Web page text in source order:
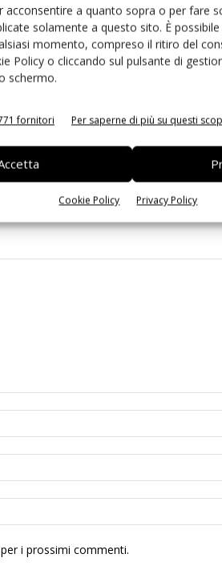
acconsentire a quanto sopra o per fare
solamente a questo sito. È
momento, compreso il ritiro del
Policy o cliccando sul pulsante di
schermo.
fornitori Per saperne di più su questi
Cookie Policy Privacy Policy
da
Siemens e NVIDIA insieme
i prossimi commenti.